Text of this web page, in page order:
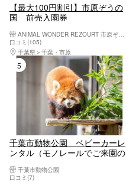
【最大100円割引】市原ぞうの
国 前売入園券
口コミ(105)
千葉県
千葉・市原
5位
千葉市動物公園 ベビーカーレ
ンタル（モノレールでご来園の
千葉市動物公園
口コミ(7)